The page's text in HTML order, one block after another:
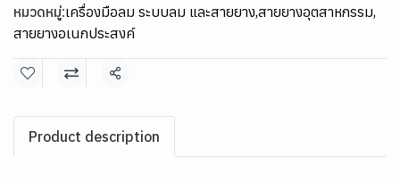
หมวดหมู่:เครื่องมือลม ระบบลม และสายยาง,สายยางอุตสาหกรรม,
สายยางอเนกประสงค์
แชร์
Product description